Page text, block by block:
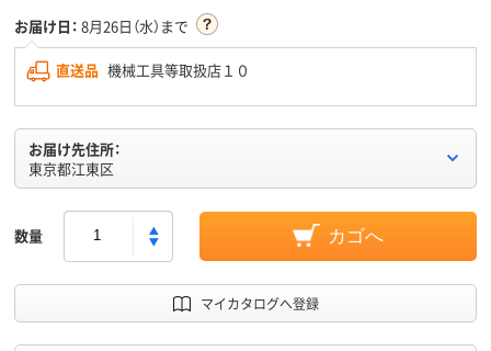
お届け日： 8月26日（水）まで
直送品 機械工具等取扱店１０
お届け先住所：
東京都江東区
数量 カゴへ
マイカタログへ登録